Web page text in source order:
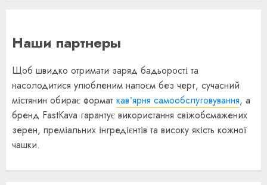
Наши партнеры
Щоб швидко отримати заряд бадьорості та
насолодитися улюбленим напоєм без черг, сучасний
містянин обирає формат кавʼярня самообслуговування, а
бренд FastKava гарантує використання свіжобсмажених
зерен, преміальних інгредієнтів та високу якість кожної
чашки.